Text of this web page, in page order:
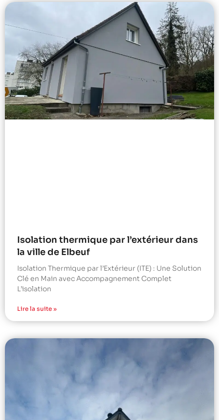
Isolation thermique par l’extérieur dans
la ville de Elbeuf
Isolation Thermique par l’Extérieur (ITE) : Une Solution
Clé en Main avec Accompagnement Complet
L’isolation
Lire la suite »